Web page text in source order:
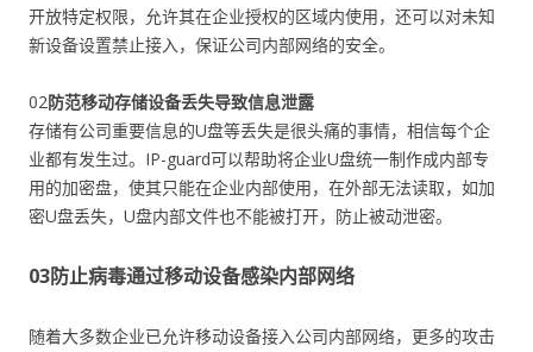
开放特定权限，允许其在企业授权的区域内使用，还可以对未知
新设备设置禁止接入，保证公司内部网络的安全。
02防范移动存储设备丢失导致信息泄露
存储有公司重要信息的U盘等丢失是很头痛的事情，相信每个企
业都有发生过。IP-guard可以帮助将企业U盘统一制作成内部专
用的加密盘，使其只能在企业内部使用，在外部无法读取，如加
密U盘丢失，U盘内部文件也不能被打开，防止被动泄密。
03防止病毒通过移动设备感染内部网络
随着大多数企业已允许移动设备接入公司内部网络，更多的攻击